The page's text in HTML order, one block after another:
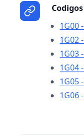
1G00
1G02
1G03
1G04
1G05
1G06